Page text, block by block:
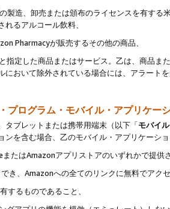
製造、卸売または頒布のライセンスを有す
るアルコール飲料、
Pharmacyが販売するその他の商品、
指定した商品またはサービス。乙は、商品ま
において除外されている場合には、アラート
プログラム・モバイル・アプリケー
タブレットまたは携帯用端末（以下「モバイ
ンを含む場合、乙のモバイル・アプリケーシ
たはAmazonアプリストアのいずれかで提供
き、Amazonへの全てのリンクに無料でアク
するものであること、